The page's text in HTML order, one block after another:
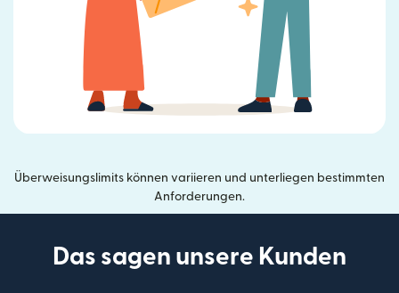
Überweisungslimits können variieren und unterliegen bestimmten
Anforderungen.
Das sagen unsere Kunden